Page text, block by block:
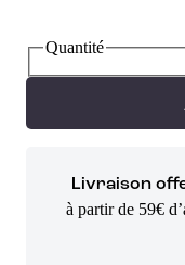
Quantité
Livraison
à partir de 59€